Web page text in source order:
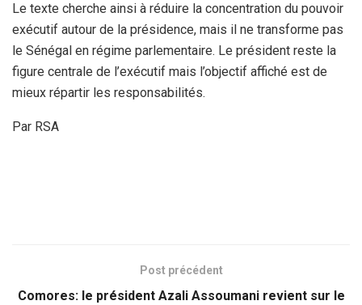
Le texte cherche ainsi à réduire la concentration du pouvoir
exécutif autour de la présidence, mais il ne transforme pas
le Sénégal en régime parlementaire. Le président reste la
figure centrale de l’exécutif mais l’objectif affiché est de
mieux répartir les responsabilités.
Par RSA
Post précédent
Comores: le président Azali Assoumani revient sur le